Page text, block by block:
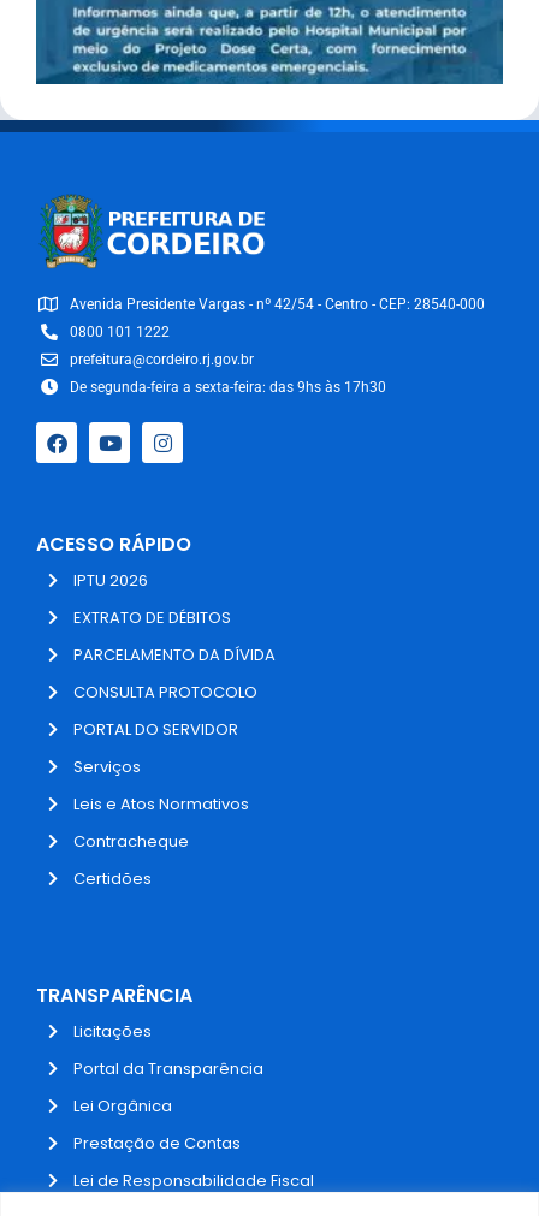
Avenida Presidente Vargas - nº 42/54 - Centro - CEP: 28540-000
0800 101 1222
prefeitura@cordeiro.rj.gov.br
De segunda-feira a sexta-feira: das 9hs às 17h30
ACESSO RÁPIDO
IPTU 2026
EXTRATO DE DÉBITOS
PARCELAMENTO DA DÍVIDA
CONSULTA PROTOCOLO
PORTAL DO SERVIDOR
Serviços
Leis e Atos Normativos
Contracheque
Certidões
TRANSPARÊNCIA
Licitações
Portal da Transparência
Lei Orgânica
Prestação de Contas
Lei de Responsabilidade Fiscal